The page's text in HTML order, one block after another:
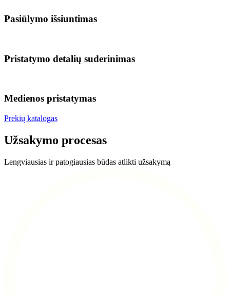
Pasiūlymo išsiuntimas
Pristatymo detalių suderinimas
Medienos pristatymas
Prekių katalogas
Užsakymo procesas
Lengviausias ir patogiausias būdas atlikti užsakymą